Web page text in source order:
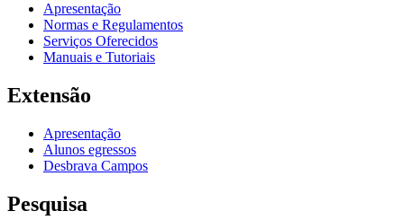
Apresentação
Normas e Regulamentos
Serviços Oferecidos
Manuais e Tutoriais
Extensão
Apresentação
Alunos egressos
Desbrava Campos
Pesquisa